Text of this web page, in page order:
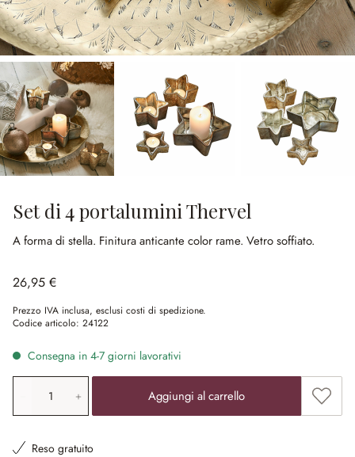
Set di 4 portalumini Thervel
A forma di stella. Finitura anticante color rame. Vetro soffiato.
26,95 €
Prezzo IVA inclusa, esclusi costi di spedizione.
Codice articolo: 24122
Consegna in 4-7 giorni lavorativi
Quantità prodotto: inserisci il valore desiderato o
Aggiungi al carrello
Reso gratuito